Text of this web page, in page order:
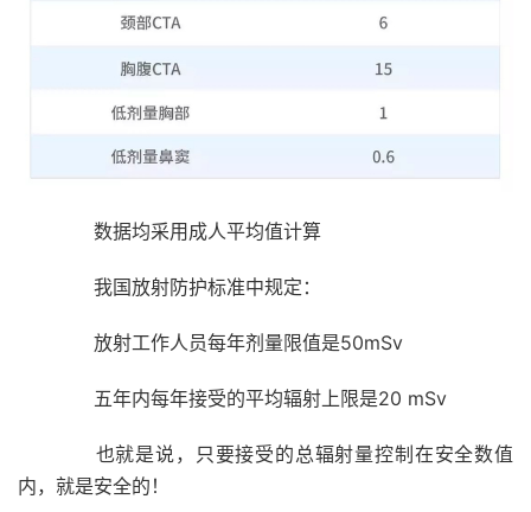
数据均采用成人平均值计算
我国放射防护标准中规定：
放射工作人员每年剂量限值是50mSv
五年内每年接受的平均辐射上限是20 mSv
也就是说，只要接受的总辐射量控制在安全数值
内，就是安全的！